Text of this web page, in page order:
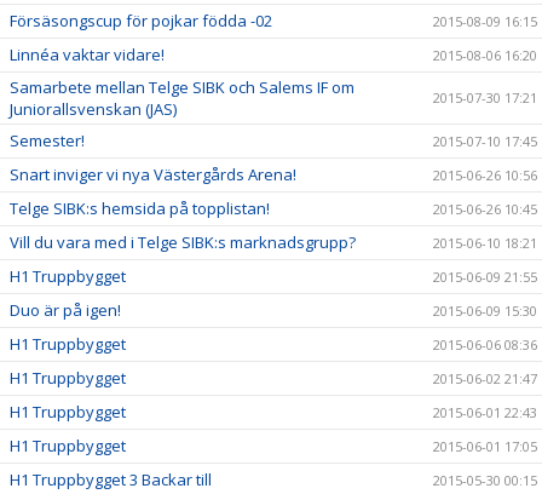
Försäsongscup för pojkar födda -02 2015-08-09 16:15
Linnéa vaktar vidare! 2015-08-06 16:20
Samarbete mellan Telge SIBK och Salems IF om
Juniorallsvenskan (JAS)
2015-07-30 17:21
Semester! 2015-07-10 17:45
Snart inviger vi nya Västergårds Arena! 2015-06-26 10:56
Telge SIBK:s hemsida på topplistan! 2015-06-26 10:45
Vill du vara med i Telge SIBK:s marknadsgrupp? 2015-06-10 18:21
H1 Truppbygget 2015-06-09 21:55
Duo är på igen! 2015-06-09 15:30
H1 Truppbygget 2015-06-06 08:36
H1 Truppbygget 2015-06-02 21:47
H1 Truppbygget 2015-06-01 22:43
H1 Truppbygget 2015-06-01 17:05
H1 Truppbygget 3 Backar till 2015-05-30 00:15